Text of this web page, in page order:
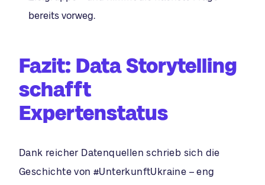
bereits vorweg.
Fazit: Data Storytelling
schafft
Expertenstatus
Dank reicher Datenquellen schrieb sich die
Geschichte von #UnterkunftUkraine – eng